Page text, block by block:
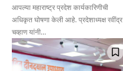
आपल्या महाराष्ट्र प्रदेश कार्यकारिणीची
अधिकृत घोषणा केली आहे. प्रदेशाध्यक्ष रवींद्र
चव्हाण यांनी...